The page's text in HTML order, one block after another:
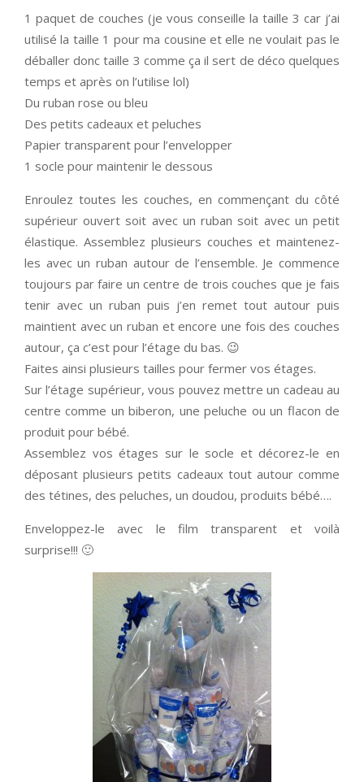
1 paquet de couches (je vous conseille la taille 3 car j’ai
utilisé la taille 1 pour ma cousine et elle ne voulait pas le
déballer donc taille 3 comme ça il sert de déco quelques
temps et après on l’utilise lol)
Du ruban rose ou bleu
Des petits cadeaux et peluches
Papier transparent pour l’envelopper
1 socle pour maintenir le dessous
Enroulez toutes les couches, en commençant du côté
supérieur ouvert soit avec un ruban soit avec un petit
élastique. Assemblez plusieurs couches et maintenez-
les avec un ruban autour de l’ensemble. Je commence
toujours par faire un centre de trois couches que je fais
tenir avec un ruban puis j’en remet tout autour puis
maintient avec un ruban et encore une fois des couches
autour, ça c’est pour l’étage du bas. 😉
Faites ainsi plusieurs tailles pour fermer vos étages.
Sur l’étage supérieur, vous pouvez mettre un cadeau au
centre comme un biberon, une peluche ou un flacon de
produit pour bébé.
Assemblez vos étages sur le socle et décorez-le en
déposant plusieurs petits cadeaux tout autour comme
des tétines, des peluches, un doudou, produits bébé….
Enveloppez-le avec le film transparent et voilà
surprise!!! 🙂